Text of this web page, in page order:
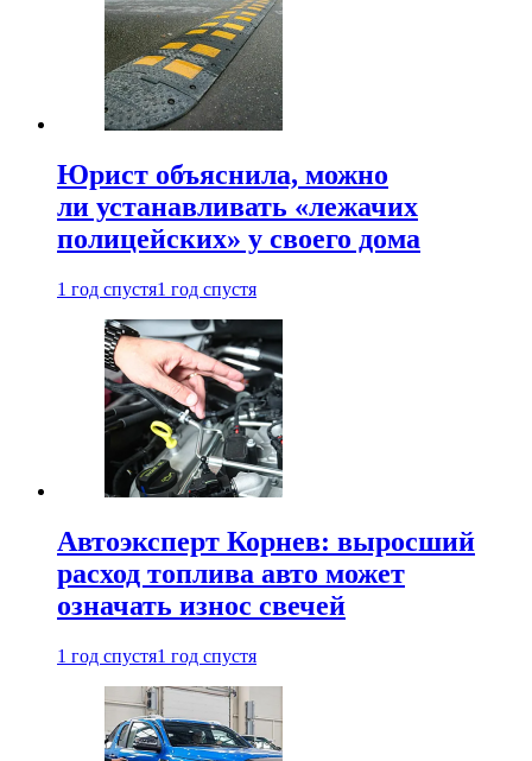
Юрист объяснила, можно
ли устанавливать «лежачих
полицейских» у своего дома
1 год спустя1 год спустя
Автоэксперт Корнев: выросший
расход топлива авто может
означать износ свечей
1 год спустя1 год спустя